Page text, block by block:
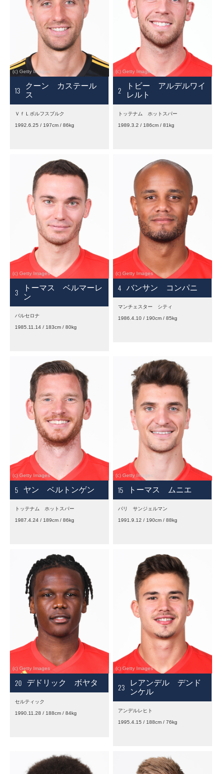
13
クーン カステール
ス
ＶｆＬボルフスブルク
1992.6.25 / 197cm / 86kg
2
トビー アルデルワイ
レルト
トッテナム ホットスパー
1989.3.2 / 186cm / 81kg
3
トーマス ベルマーレ
ン
バルセロナ
1985.11.14 / 183cm / 80kg
4 バンサン コンパニ
マンチェスター シティ
1986.4.10 / 190cm / 85kg
5 ヤン ベルトンゲン
トッテナム ホットスパー
1987.4.24 / 189cm / 86kg
15 トーマス ムニエ
パリ サンジェルマン
1991.9.12 / 190cm / 88kg
20 デドリック ボヤタ
セルティック
1990.11.28 / 188cm / 84kg
23
レアンデル デンド
ンケル
アンデルレヒト
1995.4.15 / 188cm / 76kg